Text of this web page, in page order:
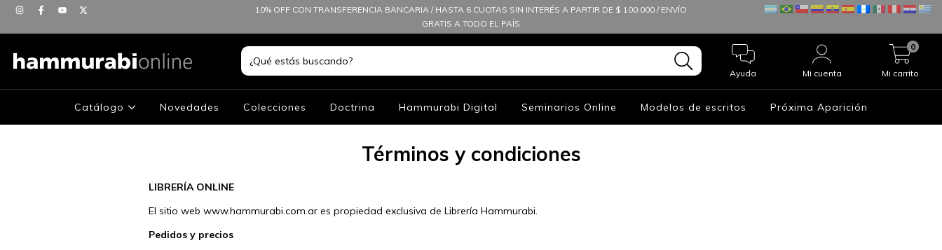
10% OFF CON TRANSFERENCIA BANCARIA / HASTA 6 CUOTAS SIN INTERÉS A PARTIR DE $ 100.000 / ENVÍO
GRATIS A TODO EL PAÍS
Ayuda Mi cuenta Mi carrito
0
Catálogo Novedades Colecciones Doctrina Hammurabi Digital Seminarios Online Modelos de escritos Próxima Aparición
Términos y condiciones
LIBRERÍA ONLINE
El sitio web www.hammurabi.com.ar es propiedad exclusiva de Librería Hammurabi.
Pedidos y precios